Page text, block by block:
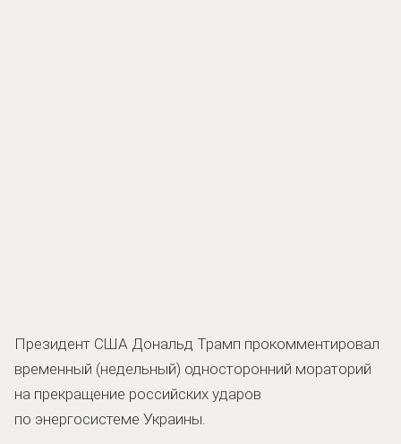
Президент США Дональд Трамп прокомментировал
временный (недельный) односторонний мораторий
на прекращение российских ударов
по энергосистеме Украины.